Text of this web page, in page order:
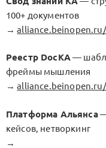
100+ документов
→
Реестр DocKA—
фреймы мышления
→
Платформа Альянса—
кейсов, нетворкинг
→